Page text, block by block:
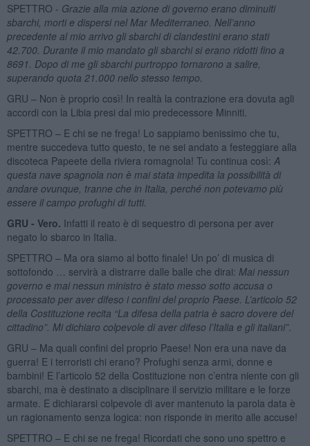
SPETTRO - Grazie alla mia azione di governo erano diminuiti
sbarchi, morti e dispersi nel Mar Mediterraneo. Nell’anno
precedente al mio arrivo gli sbarchi di clandestini erano stati
42.700. Durante il mio mandato gli sbarchi si erano ridotti fino a
8691. Dopo di me gli sbarchi purtroppo tornarono a salire,
superando quota 21.000 nello stesso tempo.
GRU – Non è proprio così! In realtà la contrazione era dovuta agli
accordi con la Libia presi dal mio predecessore Minniti.
SPETTRO – E chi se ne frega! Lo sappiamo benissimo che tu,
mentre succedeva tutto questo, te ne sei andato a festeggiare alla
discoteca Papeete della riviera romagnola! Tu continua così: A
questa nave spagnola non è mai stata impedita la possibilità di
andare ovunque, tranne che in Italia, perché non potevamo più
essere il campo profughi di tutti.
GRU - Vero. Infatti il reato è di sequestro di persona per aver
negato lo sbarco in Italia.
SPETTRO – Ma ora siamo al botto finale! Un po’ di musica di
sottofondo … servirà a distrarre dalle balle che dirai: Mai nessun
governo e mai nessun ministro è stato messo sotto accusa o
processato per aver difeso i confini del proprio Paese. L’articolo 52
della Costituzione recita “La difesa della patria è sacro dovere del
cittadino”. Mi dichiaro colpevole di aver difeso l’Italia e gli italiani”.
GRU – Ma quali confini del proprio Paese! Non era una nave da
guerra! E i terroristi chi erano? Profughi senza armi, donne e
bambini! E l’articolo 52 della Costituzione non c’entra niente con gli
sbarchi, ma è destinato a disciplinare il servizio militare e le forze
armate. E dichiararsi colpevole di aver mantenuto la parola data è
un ragionamento senza logica: non risponde in merito alle accuse!
SPETTRO – E chi se ne frega! Ricordati che sono uno spettro e